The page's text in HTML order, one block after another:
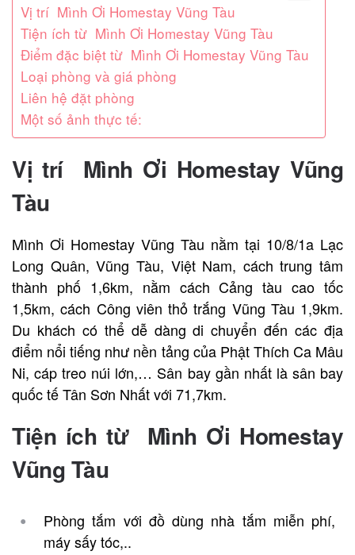
Vị trí Mình Ơi Homestay Vũng Tàu
Tiện ích từ Mình Ơi Homestay Vũng Tàu
Điểm đặc biệt từ Mình Ơi Homestay Vũng Tàu
Loại phòng và giá phòng
Liên hệ đặt phòng
Một số ảnh thực tế:
Vị trí Mình Ơi Homestay Vũng
Tàu
Mình Ơi Homestay Vũng Tàu nằm tại 10/8/1a Lạc
Long Quân, Vũng Tàu, Việt Nam, cách trung tâm
thành phố 1,6km, nằm cách Cảng tàu cao tốc
1,5km, cách Công viên thỏ trắng Vũng Tàu 1,9km.
Du khách có thể dễ dàng di chuyển đến các địa
điểm nổi tiếng như nền tảng của Phật Thích Ca Mâu
Ni, cáp treo núi lớn,… Sân bay gần nhất là sân bay
quốc tế Tân Sơn Nhất với 71,7km.
Tiện ích từ Mình Ơi Homestay
Vũng Tàu
Phòng tắm với đồ dùng nhà tắm miễn phí,
máy sấy tóc,..